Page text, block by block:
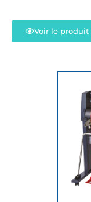
Voir le produit